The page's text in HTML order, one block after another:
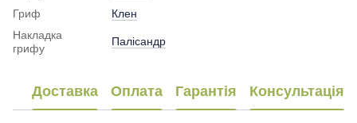
Гриф
Клен
Накладка
грифу
Палісандр
Доставка Оплата Гарантія Консультація